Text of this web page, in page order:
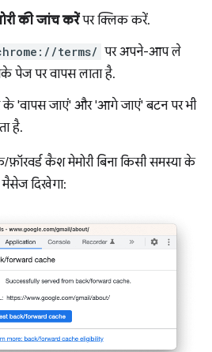
की जांच करेंपर क्लिक करें.
terms/ पर अपने-आप ले
पेज पर वापस लाता है.
के 'वापस जाएं' और 'आगे जाएं' बटन पर भी
है.
कैश मेमोरी बिना किसी समस्या के
मैसेज दिखेगा: